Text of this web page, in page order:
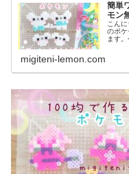
簡単
モン
こん
のポ
ます
migiteni-lemon.com